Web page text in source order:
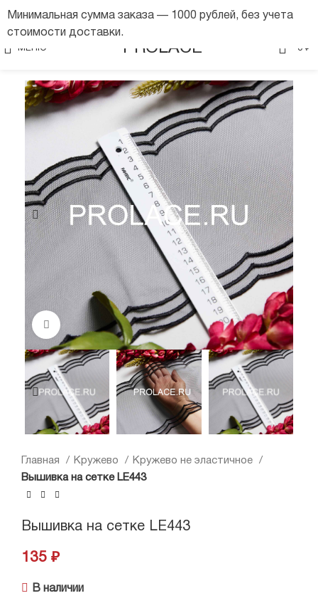
МЕНЮ PROLACE 0 ₽
Нажмите, чтобы увеличить
Главная Кружево
Кружево не эластичное
Вышивка на сетке LE443
Вышивка на сетке LE443
135 ₽
В наличии
Минимальная сумма заказа — 1000 рублей, без учета
стоимости доставки.